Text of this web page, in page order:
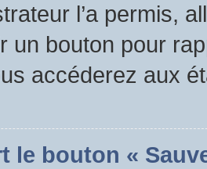
l’a permis,
un bouton pour
accéderez aux
le bouton «